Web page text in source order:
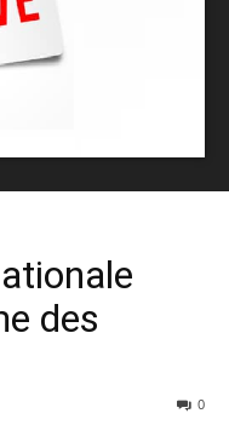
des
0